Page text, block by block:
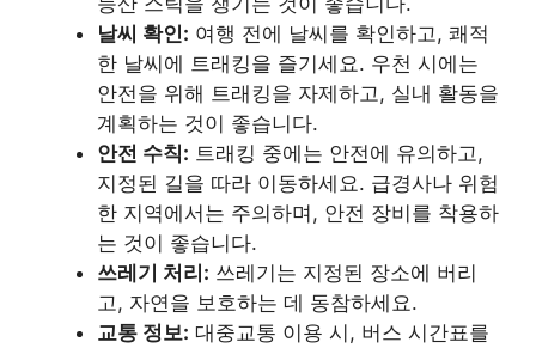
날씨 확인: 여행 전에 날씨를 확인하고, 쾌적
한 날씨에 트래킹을 즐기세요. 우천 시에는
안전을 위해 트래킹을 자제하고, 실내 활동을
계획하는 것이 좋습니다.
안전 수칙: 트래킹 중에는 안전에 유의하고,
지정된 길을 따라 이동하세요. 급경사나 위험
한 지역에서는 주의하며, 안전 장비를 착용하
는 것이 좋습니다.
쓰레기 처리: 쓰레기는 지정된 장소에 버리
고, 자연을 보호하는 데 동참하세요.
교통 정보: 대중교통 이용 시, 버스 시간표를